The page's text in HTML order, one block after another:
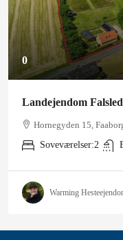
0
Landejendom
Hornegyden 15,
Soveværelser:2
Warming